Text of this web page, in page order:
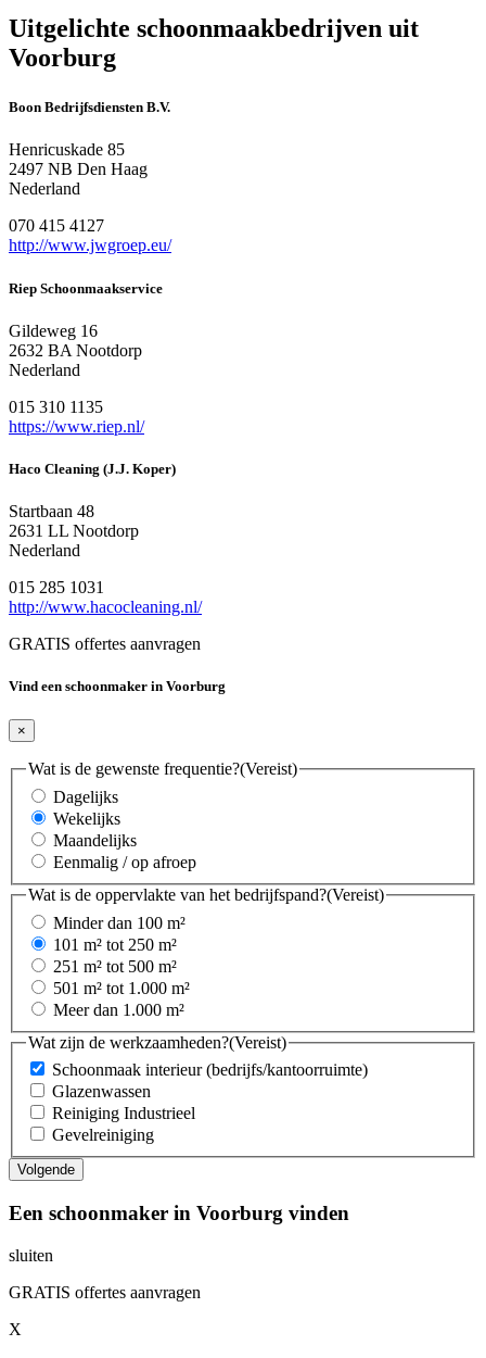
Uitgelichte schoonmaakbedrijven uit
Voorburg
Boon Bedrijfsdiensten B.V.
Henricuskade 85
2497 NB Den Haag
Nederland
070 415 4127
http://www.jwgroep.eu/
Riep Schoonmaakservice
Gildeweg 16
2632 BA Nootdorp
Nederland
015 310 1135
https://www.riep.nl/
Haco Cleaning (J.J. Koper)
Startbaan 48
2631 LL Nootdorp
Nederland
015 285 1031
http://www.hacocleaning.nl/
GRATIS offertes aanvragen
Vind een schoonmaker in Voorburg
×
Wat is de gewenste frequentie?(Vereist)
Dagelijks
Wekelijks
Maandelijks
Eenmalig / op afroep
Wat is de oppervlakte van het bedrijfspand?(Vereist)
Minder dan 100 m²
101 m² tot 250 m²
251 m² tot 500 m²
501 m² tot 1.000 m²
Meer dan 1.000 m²
Wat zijn de werkzaamheden?(Vereist)
Schoonmaak interieur (bedrijfs/kantoorruimte)
Glazenwassen
Reiniging Industrieel
Gevelreiniging
Een schoonmaker in Voorburg vinden
sluiten
GRATIS offertes aanvragen
X